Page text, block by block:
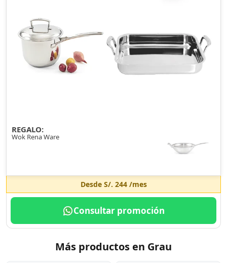
REGALO:
Wok Rena Ware
Desde S/. 244/mes
Consultar promoción
Más productos en Grau